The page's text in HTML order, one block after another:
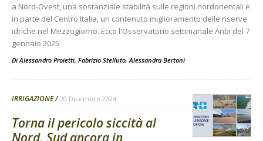
a Nord-Ovest, una sostanziale stabilità sulle regioni nordorientali e
in parte del Centro Italia, un contenuto miglioramento delle riserve
idriche nel Mezzogiorno. Ecco l'Osservatorio settimanale Anbi del 7
gennaio 2025
DiAlessandro Proietti, Fabrizio Stelluto, Alessandra Bertoni
IRRIGAZIONE 20 Dicembre 2024
Torna il pericolo siccità al
Nord, Sud ancora in